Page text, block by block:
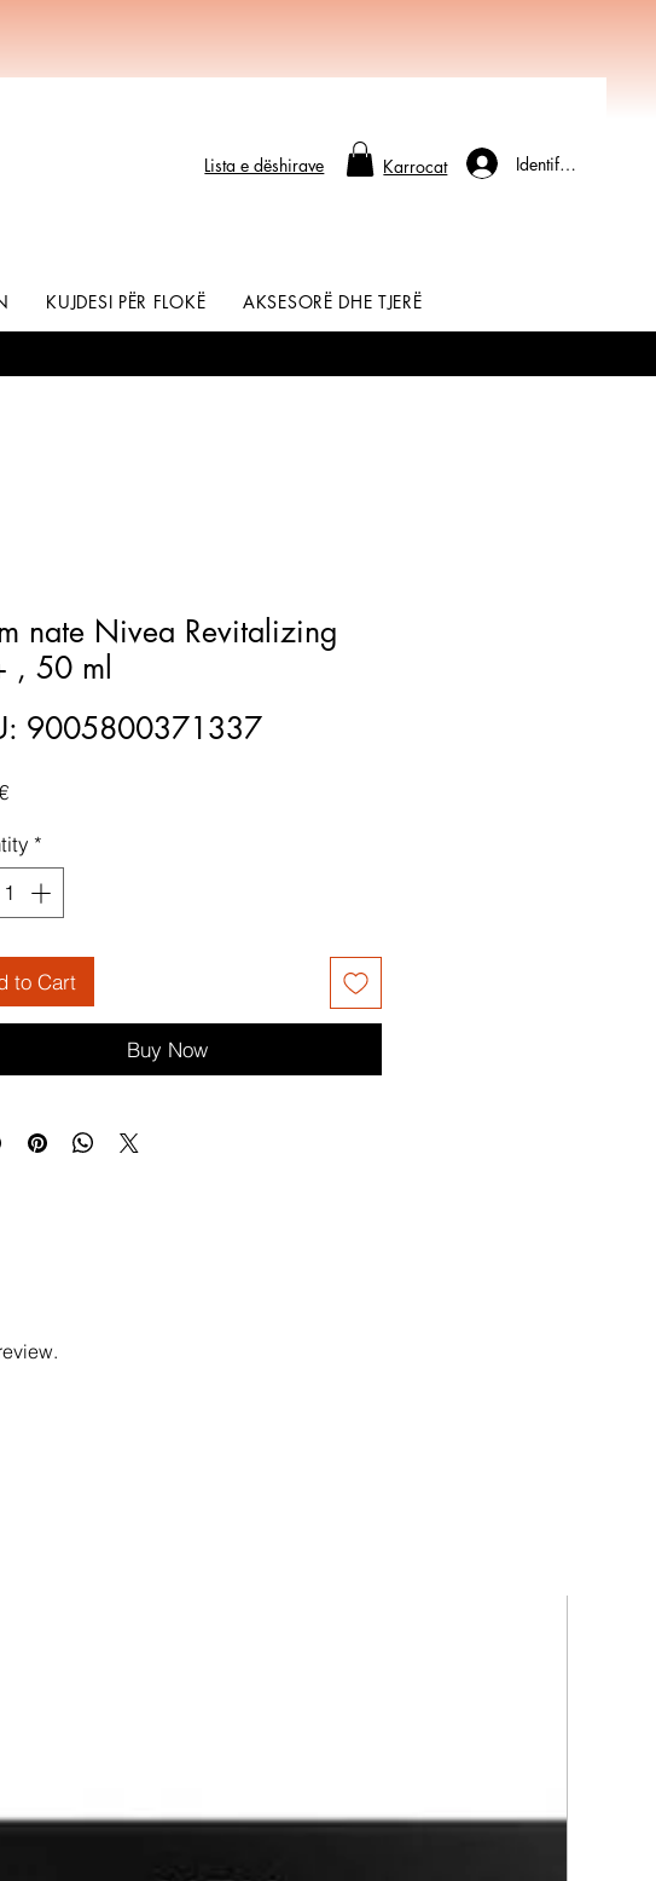
Lista e dëshirave Identifikohu
Karrocat
KUJDESI PËR FLOKË AKSESORË DHE TJERË
nate Nivea Revitalizing
, 50 ml
9005800371337
Price
*
to Cart
Buy Now